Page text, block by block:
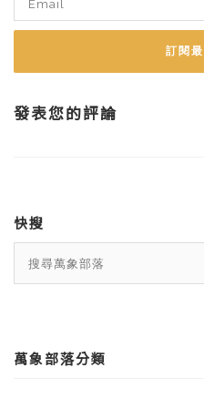
訂閱
發表您的評論
快搜
萬象部落分類